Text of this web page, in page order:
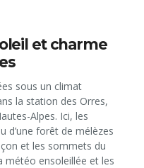
et charme
sous un climat
la station des Orres,
Alpes. Ici, les
d’une forêt de mélèzes
et les sommets du
météo ensoleillée et les